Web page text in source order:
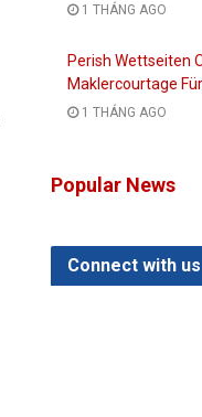
1 THÁNG AGO
Perish Wettseiten
Maklercourtage
1 THÁNG AGO
Popular News
Connect with us